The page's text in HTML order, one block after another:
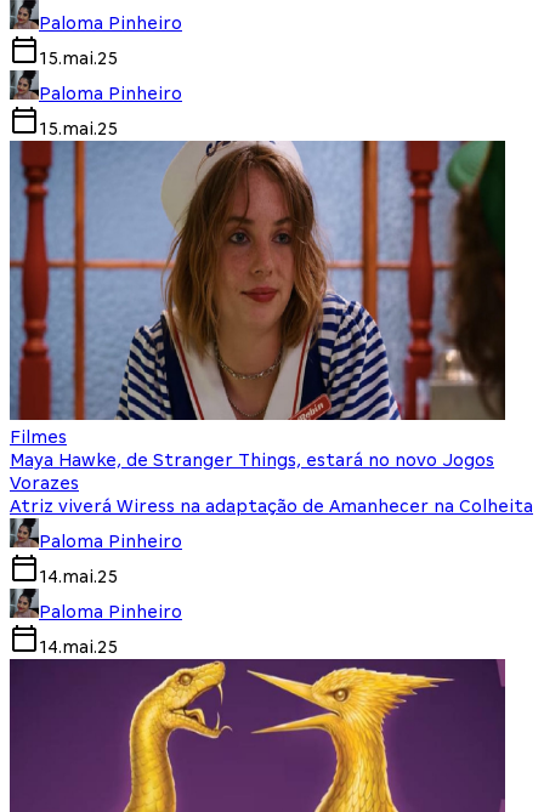
Paloma Pinheiro
15.mai.25
Paloma Pinheiro
15.mai.25
Filmes
Maya Hawke, de Stranger Things, estará no novo Jogos
Vorazes
Atriz viverá Wiress na adaptação de Amanhecer na Colheita
Paloma Pinheiro
14.mai.25
Paloma Pinheiro
14.mai.25